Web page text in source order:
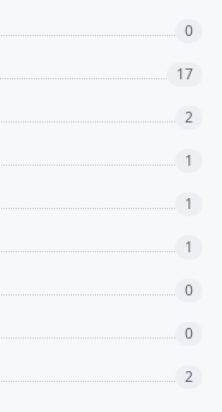
0
17
2
1
1
1
0
0
2